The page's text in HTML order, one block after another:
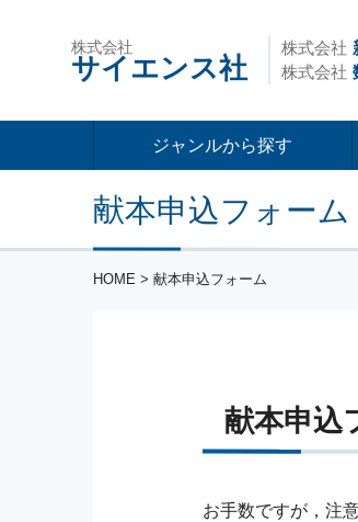
株式会社
サイエンス社
株式会社
株式会社
ジャンルから探す
献本申込フォーム
HOME > 献本申込フォーム
献本申込
お手数ですが，注